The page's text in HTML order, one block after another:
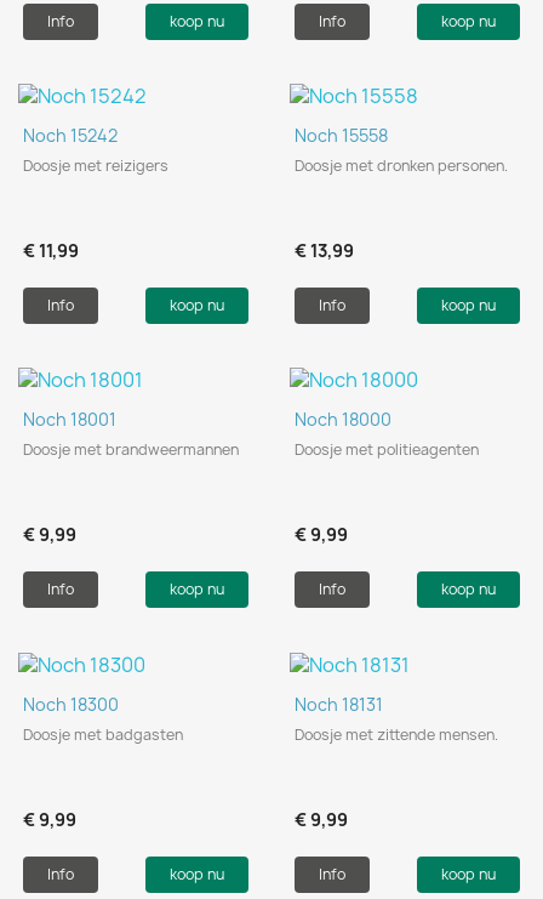
Info koop nu Info koop nu
Noch 15242
Doosje met reizigers
€ 11,99
Info koop nu
Noch 15558
Doosje met dronken personen.
€ 13,99
Info koop nu
Noch 18001
Doosje met brandweermannen
€ 9,99
Info koop nu
Noch 18000
Doosje met politieagenten
€ 9,99
Info koop nu
Noch 18300
Doosje met badgasten
€ 9,99
Info koop nu
Noch 18131
Doosje met zittende mensen.
€ 9,99
Info koop nu